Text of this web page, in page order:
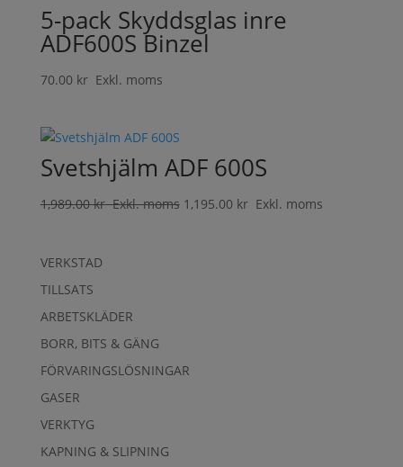
5-pack Skyddsglas inre
ADF600S Binzel
70.00 krExkl. moms
Svetshjälm ADF 600S
1,989.00krExkl. moms 1,195.00 krExkl. moms
VERKSTAD
TILLSATS
ARBETSKLÄDER
BORR, BITS & GÄNG
FÖRVARINGSLÖSNINGAR
GASER
VERKTYG
KAPNING & SLIPNING